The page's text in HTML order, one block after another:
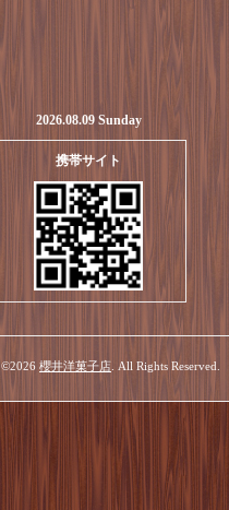
2026.08.09 Sunday
携帯サイト
©2026 櫻井洋菓子店 . All Rights Reserved.